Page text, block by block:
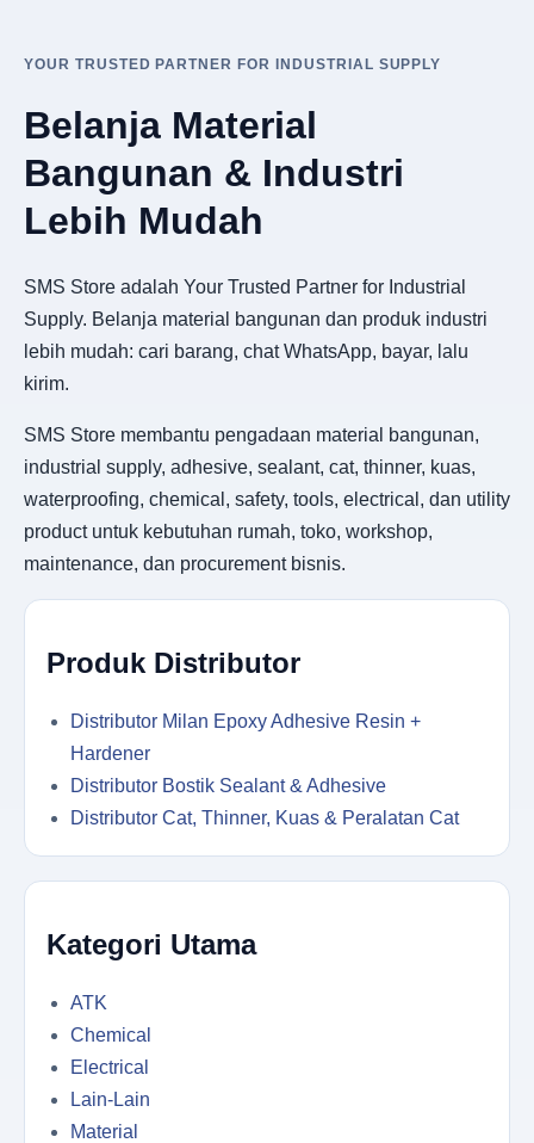
YOUR TRUSTED PARTNER FOR INDUSTRIAL SUPPLY
Belanja Material
Bangunan & Industri
Lebih Mudah
SMS Store adalah Your Trusted Partner for Industrial
Supply. Belanja material bangunan dan produk industri
lebih mudah: cari barang, chat WhatsApp, bayar, lalu
kirim.
SMS Store membantu pengadaan material bangunan,
industrial supply, adhesive, sealant, cat, thinner, kuas,
waterproofing, chemical, safety, tools, electrical, dan utility
product untuk kebutuhan rumah, toko, workshop,
maintenance, dan procurement bisnis.
Produk Distributor
Distributor Milan Epoxy Adhesive Resin +
Hardener
Distributor Bostik Sealant & Adhesive
Distributor Cat, Thinner, Kuas & Peralatan Cat
Kategori Utama
ATK
Chemical
Electrical
Lain-Lain
Material